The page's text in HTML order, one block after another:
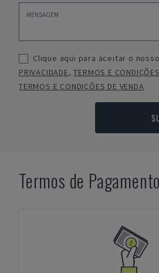
Clique aqui para aceitar o nosso
PRIVACIDADE,TERMOS E
TERMOS E CONDIÇÕES DE VENDA
Termos de Pagamento